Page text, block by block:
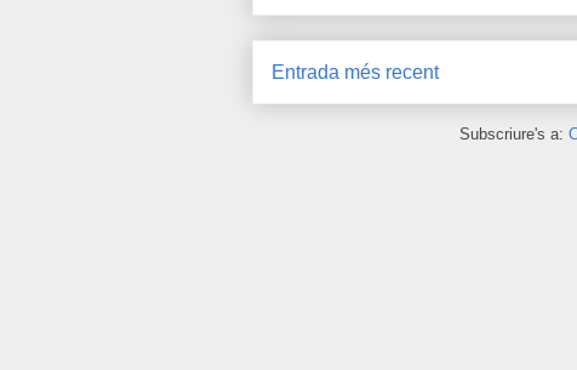
Entrada més recent
Subscriure's a: